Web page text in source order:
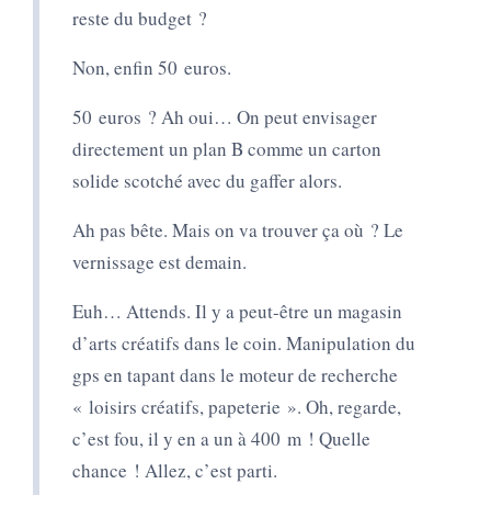
reste du budget ?
Non, enfin 50 euros.
50 euros ? Ah oui… On peut envisager
directement un plan B comme un carton
solide scotché avec du gaffer alors.
Ah pas bête. Mais on va trouver ça où ? Le
vernissage est demain.
Euh… Attends. Il y a peut-être un magasin
d’arts créatifs dans le coin. Manipulation du
gps en tapant dans le moteur de recherche
« loisirs créatifs, papeterie ». Oh, regarde,
c’est fou, il y en a un à 400 m ! Quelle
chance ! Allez, c’est parti.